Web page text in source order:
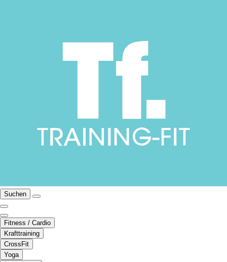
Suchen
Fitness / Cardio
Krafttraining
CrossFit
Yoga